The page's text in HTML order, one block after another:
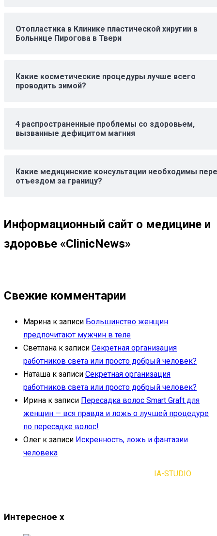
Отопластика в Клинике пластической хиругии в
Больнице Пирогова в Твери
Какие косметические процедуры лучше всего
проводить зимой?
4 распространенные проблемы со здоровьем,
вызванные дефицитом магния
Какие медицинские консультации необходимы
отъездом за границу?
Информационный сайт о медицине и
здоровье «ClinicNews»
Свежие комментарии
Марина к записи Большинство женщин
предпочитают мужчин в теле
Светлана к записи Секретная организация
работников света или просто добрый человек?
Наташа к записи Секретная организация
работников света или просто добрый человек?
Ирина к записи Пересадка волос Smart Graft для
женщин — вся правда и ложь о лучшей процедуре
по пересадке волос!
Олег к записи Искренность, ложь и фантазии
человека
IA-STUDIO
Интересное x